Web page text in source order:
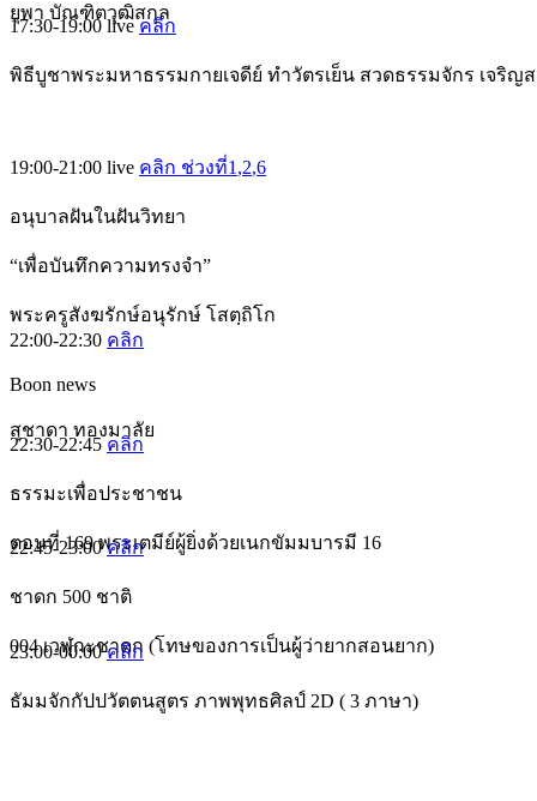
ยุพา บัณฑิตวุฒิสกุล
17:30-19:00live คลิก
พิธีบูชาพระมหาธรรมกายเจดีย์ ทำวัตรเย็น สวดธรรมจักร เจริญ
19:00-21:00 live คลิก ช่วงที่1,2,6
อนุบาลฝันในฝันวิทยา
“เพื่อบันทึกความทรงจำ”
พระครูสังฆรักษ์อนุรักษ์ โสตฺถิโก
22:00-22:30 คลิก
Boon news
สุชาดา ทองมาลัย
22:30-22:45 คลิก
ธรรมะเพื่อประชาชน
ตอนที่ 169 พระเตมีย์ผู้ยิ่งด้วยเนกขัมมบารมี 16
22:45-23:00คลิก
ชาดก 500 ชาติ
004 เวฬุกะชาดก (โทษของการเป็นผู้ว่ายากสอนยาก)
23:00-00:00คลิก
ธัมมจักกัปปวัตตนสูตร ภาพพุทธศิลป์ 2D ( 3 ภาษา)